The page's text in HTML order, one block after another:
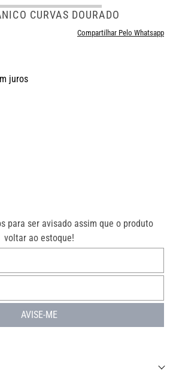
CURVAS DOURADO
Compartilhar Pelo Whatsapp
juros
para ser avisado assim que o produto
voltar ao estoque!
AVISE-ME